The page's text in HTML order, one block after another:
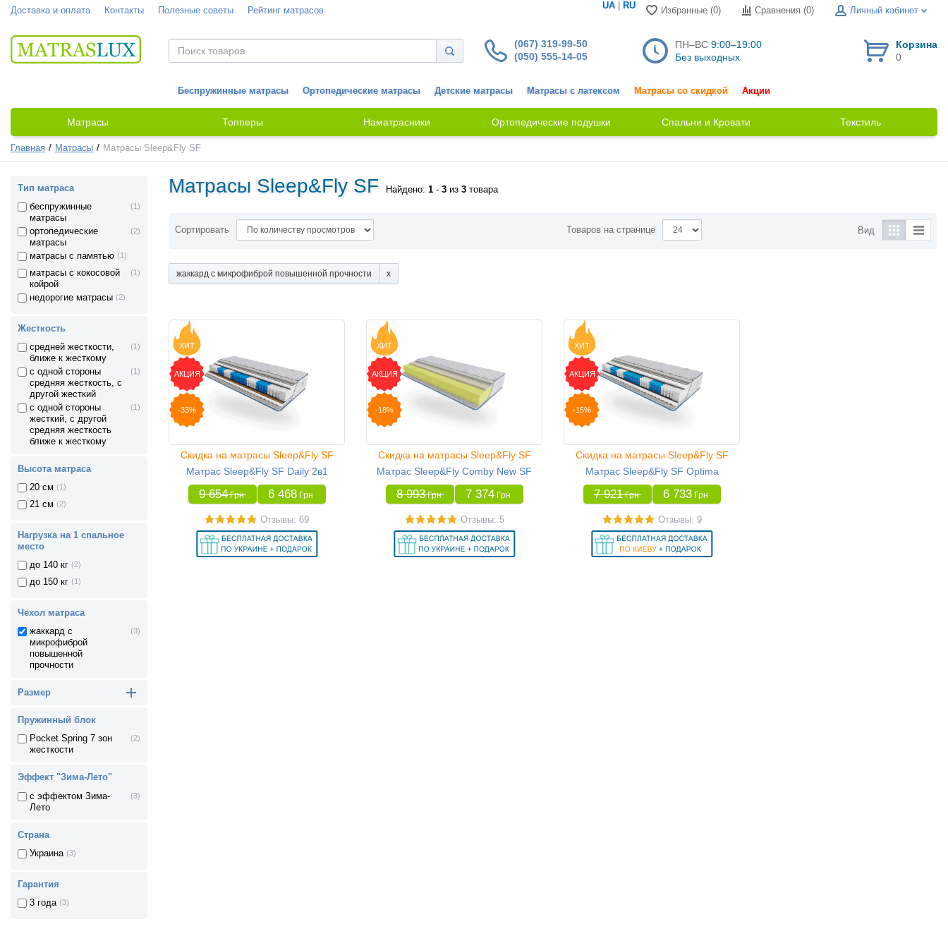
Доставка и оплата Контакты Полезные советы Рейтинг матрасов UA RU Избранные (0) Сравнения (0) Личный кабинет
(067) 319-99-50
(050) 555-14-05
ПН–ВС 9:00–19:00
Без выходных
Корзина
0
Беспружинные матрасы Ортопедические матрасы Детские матрасы Матрасы с латексом Матрасы со скидкой Акции
Матрасы Топперы Наматрасники Ортопедические подушки Спальни и Кровати Текстиль
Главная Матрасы Матрасы Sleep&Fly SF
Тип матраса
беспружинные
матрасы
(1)
ортопедические
матрасы
(2)
матрасы с памятью (1)
матрасы с кокосовой
койрой
(1)
недорогие матрасы (2)
Жесткость
средней жесткости,
ближе к жесткому
(1)
с одной стороны
средняя жесткость, с
другой жесткий
(1)
с одной стороны
жесткий, с другой
средняя жесткость
ближе к жесткому
(1)
Высота матраса
20 см (1)
21 см (2)
Нагрузка на 1 спальное
место
до 140 кг (2)
до 150 кг (1)
Чехол матраса
жаккард с
микрофиброй
повышенной
прочности
(3)
Размер
Пружинный блок
Pocket Spring 7 зон
жесткости
(2)
Эффект "Зима-Лето"
с эффектом Зима-
Лето
(3)
Страна
Украина (3)
Гарантия
3 года (3)
Матрасы Sleep&Fly SF Найдено: 1 - 3 из 3 товара
Сортировать Товаров на странице Вид
жаккард с микрофиброй повышенной прочности
ХИТ
АКЦИЯ
-33%
Скидка на матрасы Sleep&Fly SF
Матрас Sleep&Fly SF Daily 2в1
9 654 Грн 6 468 Грн
Отзывы: 69
ХИТ
АКЦИЯ
-18%
Скидка на матрасы Sleep&Fly SF
Матрас Sleep&Fly Comby New SF
8 993 Грн 7 374 Грн
Отзывы: 5
ХИТ
АКЦИЯ
-15%
Скидка на матрасы Sleep&Fly SF
Матрас Sleep&Fly SF Optima
7 921 Грн 6 733 Грн
Отзывы: 9